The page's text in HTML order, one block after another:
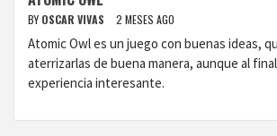
BY OSCAR VIVAS 2 MESES AGO
Atomic Owl es un juego con buenas ideas,
aterrizarlas de buena manera, aunque al
experiencia interesante.